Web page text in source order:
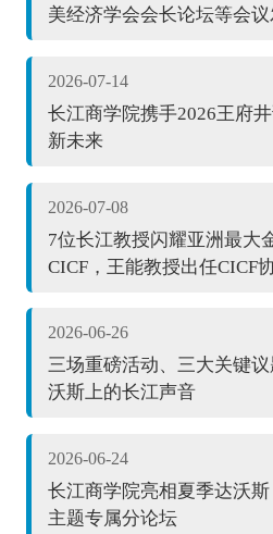
美经济学会会长论坛等会
2026-07-14
长江商学院携手2026王府
新未来
2026-07-08
7位长江教授闪耀亚洲最大
CICF，王能教授出任CICF
2026-06-26
三场重磅活动、三大关键
沃斯上的长江声音
2026-06-24
长江商学院亮相夏季达沃
主题专属分论坛